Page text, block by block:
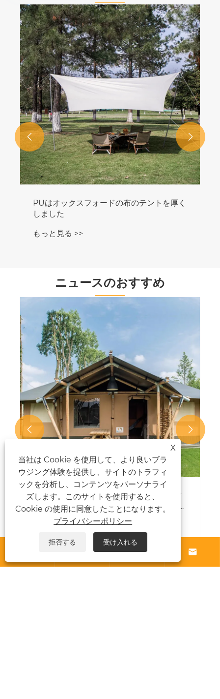
PUはオックスフォードの布のテントを厚く
しました
もっと見る >>
 
ニュースのおすすめ
ポータブルホテルのテントは、機械的なツ
ールなしで2人が組み立てることができます
もっと見る >>
 
 
X
当社は Cookie を使用して、より良いブラ
ウジング体験を提供し、サイトのトラフィ
ックを分析し、コンテンツをパーソナライ
ズします。このサイトを使用すると、
Cookie の使用に同意したことになります。
プライバシーポリシー
拒否する 受け入れる